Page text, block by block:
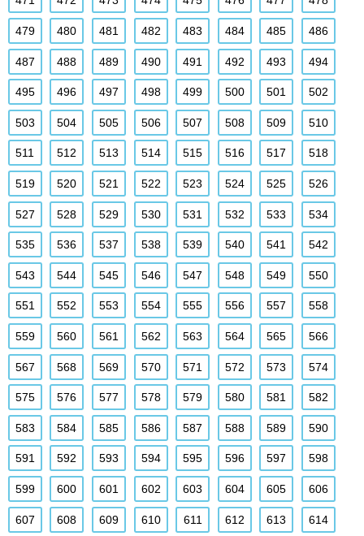
479 480 481 482 483 484 485 486
487 488 489 490 491 492 493 494
495 496 497 498 499 500 501 502
503 504 505 506 507 508 509 510
511 512 513 514 515 516 517 518
519 520 521 522 523 524 525 526
527 528 529 530 531 532 533 534
535 536 537 538 539 540 541 542
543 544 545 546 547 548 549 550
551 552 553 554 555 556 557 558
559 560 561 562 563 564 565 566
567 568 569 570 571 572 573 574
575 576 577 578 579 580 581 582
583 584 585 586 587 588 589 590
591 592 593 594 595 596 597 598
599 600 601 602 603 604 605 606
607 608 609 610 611 612 613 614